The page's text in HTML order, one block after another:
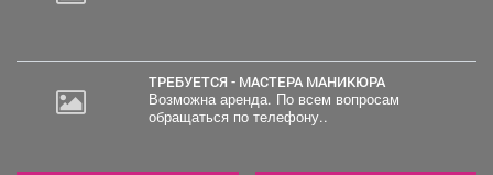
ТРЕБУЕТСЯ - МАСТЕРА МАНИКЮРА
Возможна аренда. По всем вопросам
обращаться по телефону..